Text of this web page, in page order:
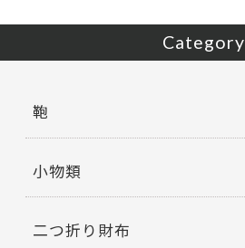
Category
鞄
小物類
二つ折り財布